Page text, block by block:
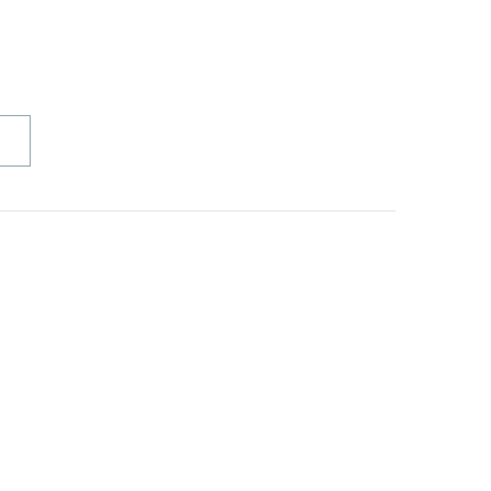
rezygnując z wygody użytkowania.
do różnych pomieszczeń i potrzeb, zapewniając